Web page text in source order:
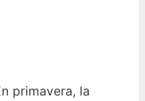
primavera, la